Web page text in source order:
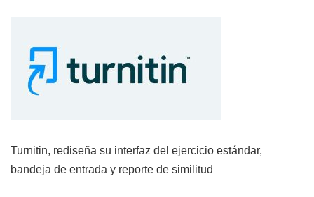
Turnitin, rediseña su interfaz del ejercicio estándar,
bandeja de entrada y reporte de similitud